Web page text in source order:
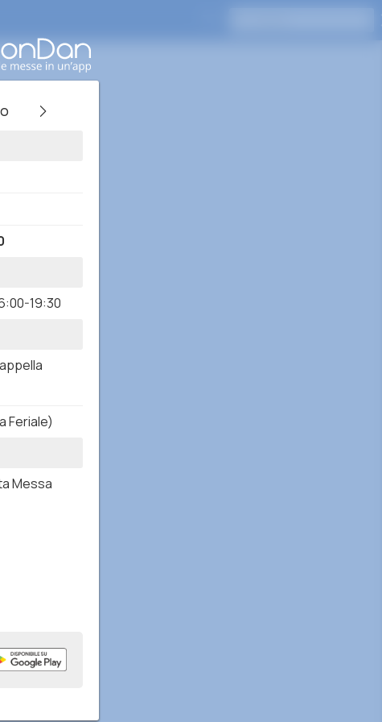
19:30
Feriale)
Messa